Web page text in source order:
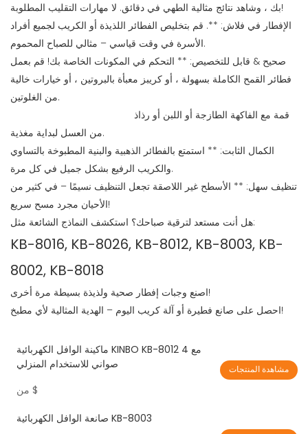
بك ، وشاهد نتائج مثالية الطهي في دقائق. لا مهارات التقليب المطلوبة!
الإفطار في فلاش: **. قم بتخليص الفطائر اللذيذة أو الكريب لجميع أفراد
الأسرة في وقت قياسي – مثالي للصباح المحموم.
صحيح & قابل للتخصيص: ** التحكم في المكونات الخاصة بك! قم بعمل
فطائر القمح الكاملة بسهولة ، أو كريبز معبأة بالبروتين ، أو خيارات خالية
من الغلوتين.
من العسل لبداية مغذية.
الكمال الثابت: ** استمتع بالفطائر الذهبية والبنية المطبوخة بالتساوي
والكريب الرفيع بشكل جميل في كل مرة.
تنظيف سهل: ** الأسطح غير اللاصقة تجعل التنظيف نسيمًا – في كثير من
الأحيان مجرد مسح سريع!
هل أنت مستعد لترقية صباحك؟ استكشف النماذج الشائعة مثل:
KB-8016, KB-8026, KB-8012, KB-8003, KB-
8002, KB-8018
اصنع وجبات إفطار صحية ولذيذة بسيطة مرة أخرى!
احصل على صانع فطيرة أو آلة كريب اليوم – الهدية المثالية لأي مطبخ!
ماكينة الوافل الكهربائية KINBO KB-8012 مع 4
صواني للاستخدام المنزلي
$
مشاهدة المنتجات
صانعة الوافل الكهربائية KB-8003